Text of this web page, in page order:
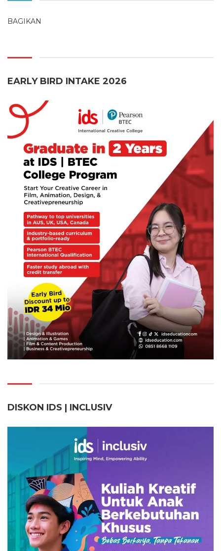
BAGIKAN
EARLY BIRD INTAKE 2026
DISKON IDS | INCLUSIV